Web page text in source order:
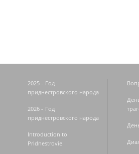
2025 - Год
приднестровского народа
2026 - Год
приднестровского народа
Introduction to
Pridnestrovie